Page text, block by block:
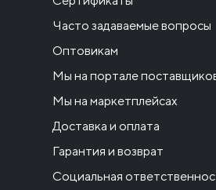
Часто задаваемые вопросы
Оптовикам
Мы на портале
Мы на маркетплейсах
Доставка и оплата
Гарантия и возврат
Социальная